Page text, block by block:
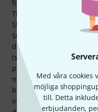
Med våra cookies
möjliga
till. Detta
erbjudanden,
första leveransen på
Thomann hanterade
Stort tack till dem!
Scandalli Polifonico IX
diskantregister, 3
(sensationell för priset),
priset), 37 diskantklavier,
men ändå spelbara för
bra med tanke på priset.
instrument. Slutsats: